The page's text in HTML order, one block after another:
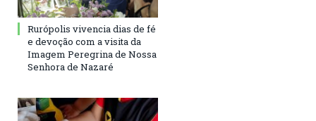
Rurópolis vivencia dias de fé
e devoção com a visita da
Imagem Peregrina de Nossa
Senhora de Nazaré